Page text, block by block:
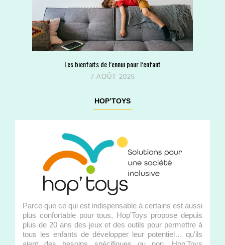
Les bienfaits de l’ennui pour l’enfant
7 AOÛT 2026
HOP’TOYS
Parce que ce qui est indispensable à certains est aussi
plus confortable pour tous, Hop'Toys propose depuis
plus de 20 ans des jeux et des outils pour permettre à
tous les enfants de développer leur potentiel… qu'ils